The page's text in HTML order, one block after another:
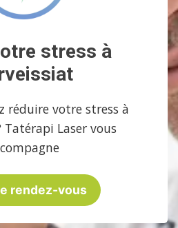
stress à
réduire votre stress à
Tatérapi Laser vous
rendez-vous